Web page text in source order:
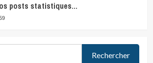
posts statistiques…